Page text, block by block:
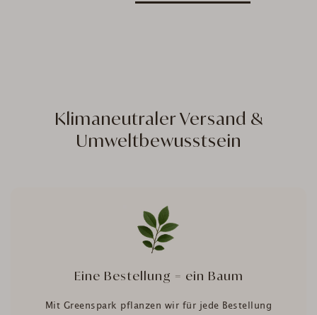
Klimaneutraler Versand &
Umweltbewusstsein
Eine Bestellung = ein Baum
Mit Greenspark pflanzen wir für jede Bestellung